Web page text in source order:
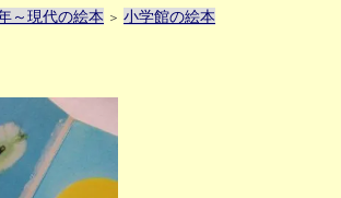
～現代の絵本 ＞ 小学館の絵本